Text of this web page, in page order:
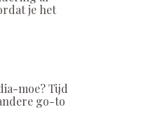
je het
moe? Tijd
go-to